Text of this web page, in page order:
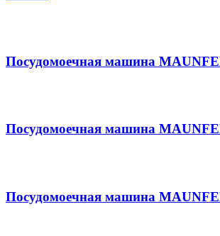
Посудомоечная машина
Посудомоечная машина
Посудомоечная машина